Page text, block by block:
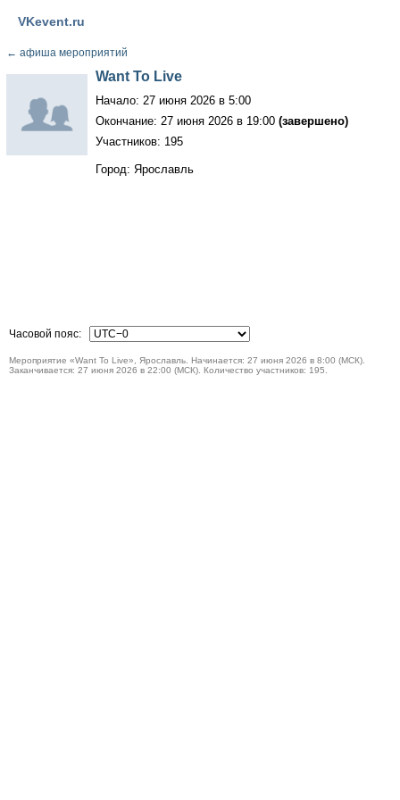
VKevent.ru
← афиша мероприятий
Want To Live
Начало: 27 июня 2026 в 5:00
Окончание: 27 июня 2026 в 19:00 (завершено)
Участников: 195
Город: Ярославль
Часовой пояс:
Мероприятие «Want To Live», Ярославль. Начинается: 27 июня 2026 в 8:00 (МСК).
Заканчивается: 27 июня 2026 в 22:00 (МСК). Количество участников: 195.